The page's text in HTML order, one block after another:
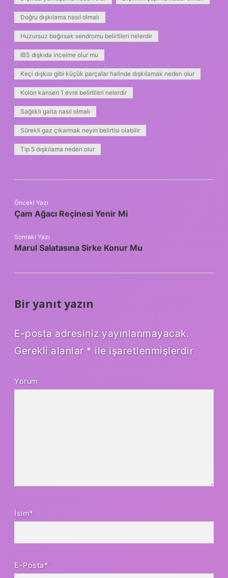
Doğru dışkılama nasıl olmalı
Huzursuz bağırsak sendromu belirtileri nelerdir
IBS dışkıda incelme olur mu
Keçi dışkısı gibi küçük parçalar halinde dışkılamak neden olur
Kolon kanseri 1 evre belirtileri nelerdir
Sağlıklı gaita nasıl olmalı
Sürekli gaz çıkarmak neyin belirtisi olabilir
Tip 5 dışkılama neden olur
Önceki Yazı
Çam Ağacı Reçinesi Yenir Mi
Sonraki Yazı
Marul Salatasına Sirke Konur Mu
Bir yanıt yazın
E-posta adresiniz yayınlanmayacak.
Gerekli alanlar * ile işaretlenmişlerdir
Yorum
İsim*
E-Posta*